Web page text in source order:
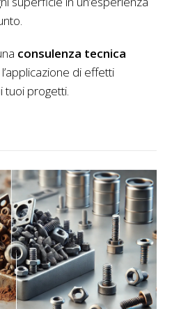
consulenza tecnica
di effetti
tuoi progetti.